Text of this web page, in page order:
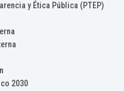
y Ética Pública (PTEP)
2030